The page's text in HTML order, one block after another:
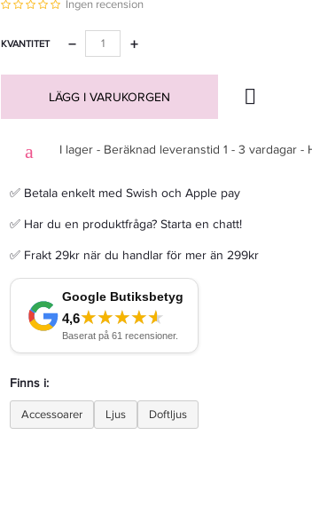
Ingen recension
KVANTITET +
−
LÄGG I VARUKORGEN
I lager - Beräknad leveranstid 1 - 3 vardagar -
✅ Betala enkelt med Swish och Apple pay
✅ Har du en produktfråga? Starta en chatt!
✅ Frakt 29kr när du handlar för mer än 299kr
Finns i:
Accessoarer Ljus Doftljus